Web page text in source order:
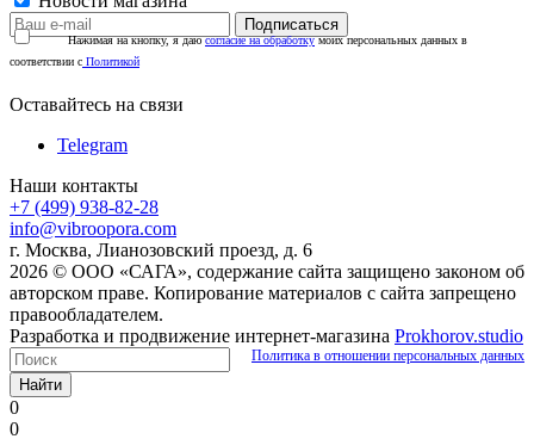
Нажимая на кнопку, я даюсогласие на обработкумоих персональных данных в
соответствии с Политикой
Оставайтесь на связи
Telegram
Наши контакты
+7 (499) 938-82-28
info@vibroopora.com
г. Москва, Лианозовский проезд, д. 6
2026 © ООО «САГА», содержание сайта защищено законом об
авторском праве. Копирование материалов с сайта запрещено
правообладателем.
Разработка и продвижение интернет-магазина Prokhorov.studio
Политика в отношении персональных данных
Найти
0
0